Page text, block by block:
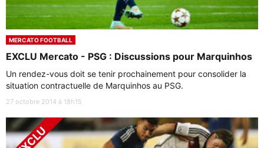
MERCATO FOOTBALL
EXCLU Mercato - PSG : Discussions pour Marquinhos
Un rendez-vous doit se tenir prochainement pour consolider la
situation contractuelle de Marquinhos au PSG.
27 octobre 2014 à 18h15